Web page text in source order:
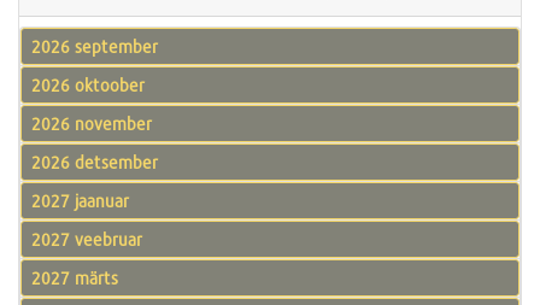
2026 september
2026 oktoober
2026 november
2026 detsember
2027 jaanuar
2027 veebruar
2027 märts